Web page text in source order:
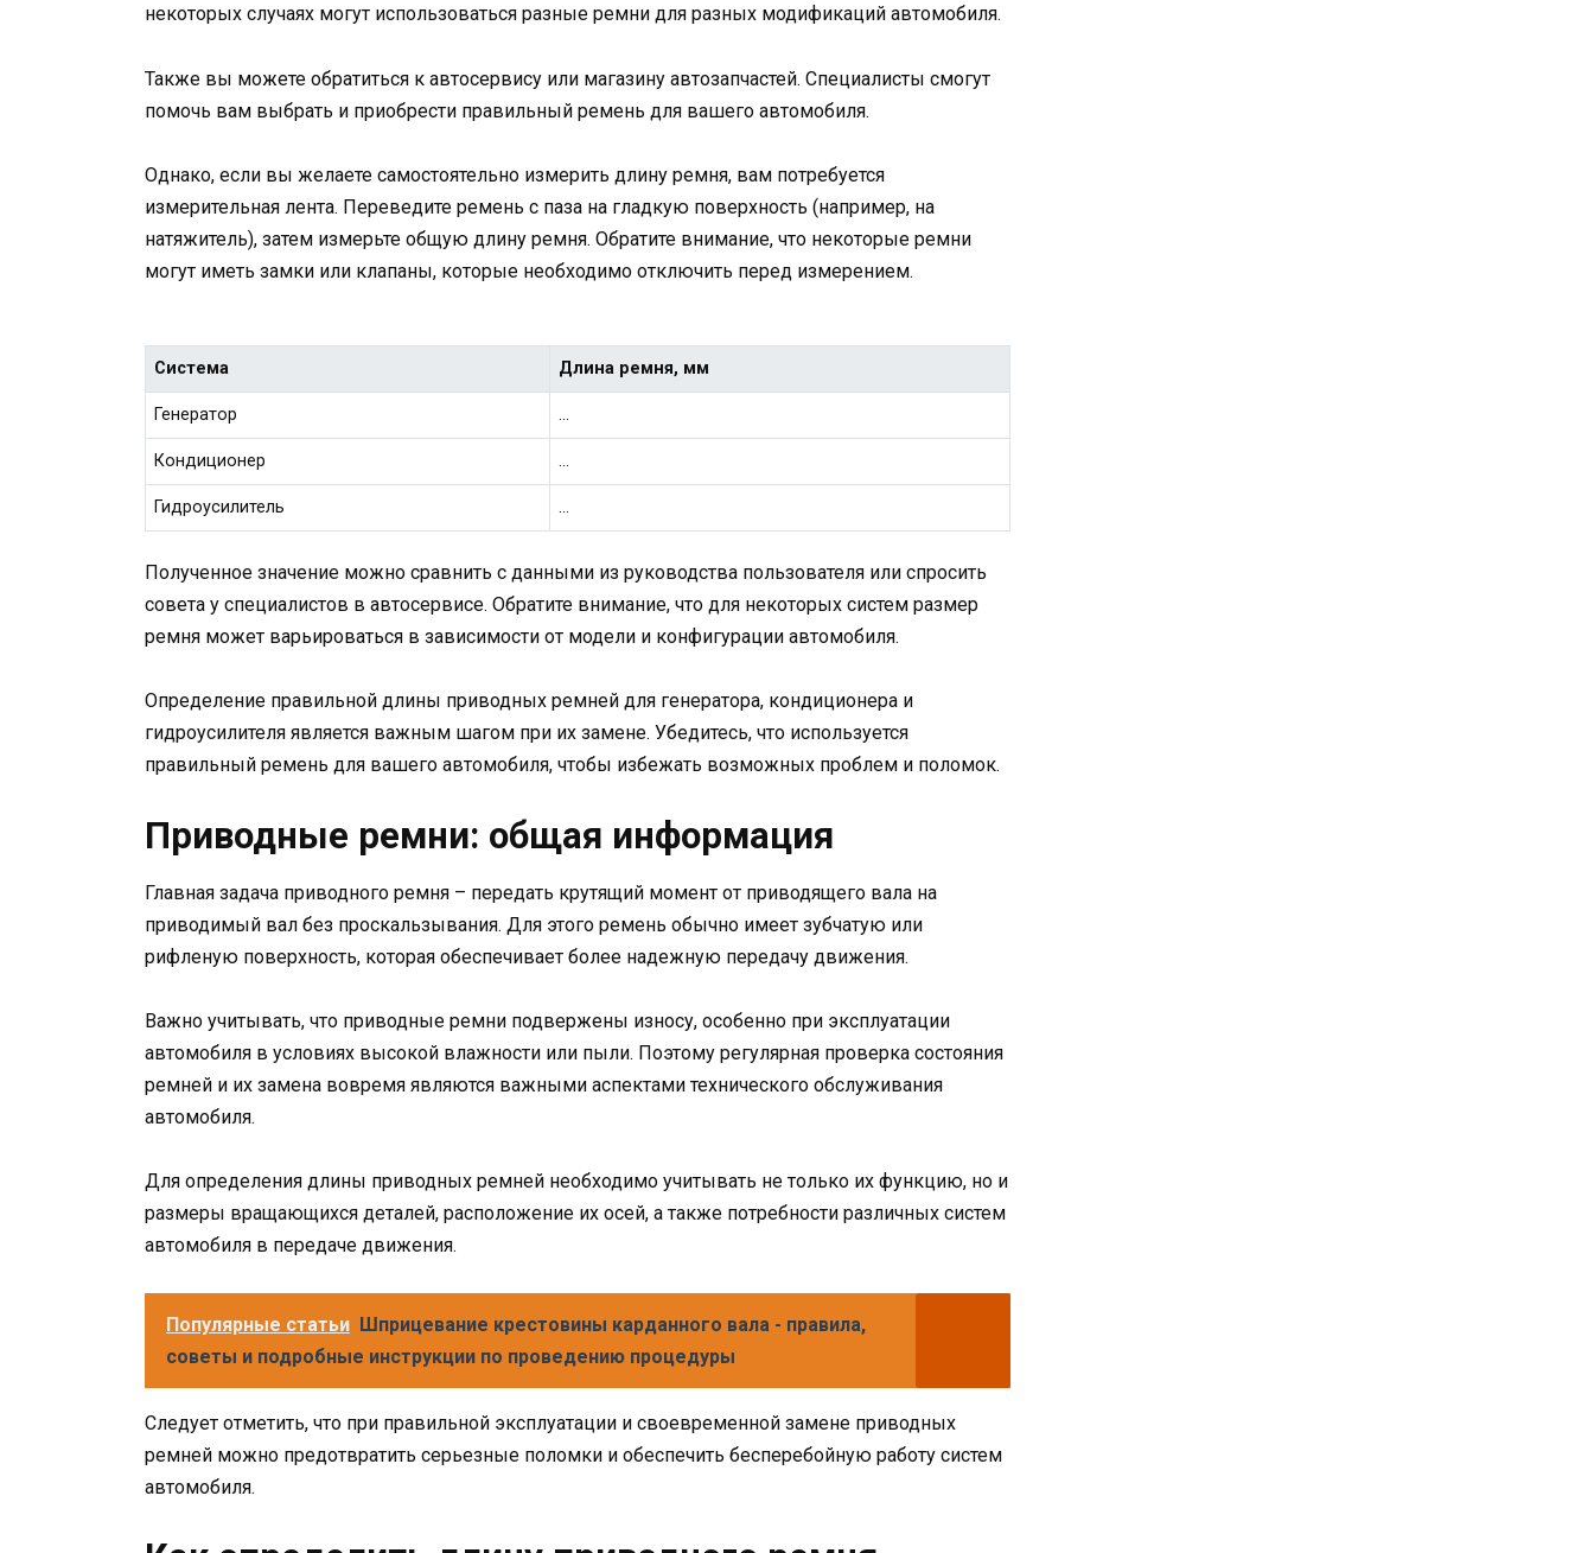
некоторых случаях могут использоваться разные ремни для разных модификаций автомобиля.
Также вы можете обратиться к автосервису или магазину автозапчастей. Специалисты смогут
помочь вам выбрать и приобрести правильный ремень для вашего автомобиля.
Однако, если вы желаете самостоятельно измерить длину ремня, вам потребуется
измерительная лента. Переведите ремень с паза на гладкую поверхность (например, на
натяжитель), затем измерьте общую длину ремня. Обратите внимание, что некоторые ремни
могут иметь замки или клапаны, которые необходимо отключить перед измерением.
Система Длина ремня, мм
Генератор …
Кондиционер …
Гидроусилитель …
Полученное значение можно сравнить с данными из руководства пользователя или спросить
совета у специалистов в автосервисе. Обратите внимание, что для некоторых систем размер
ремня может варьироваться в зависимости от модели и конфигурации автомобиля.
Определение правильной длины приводных ремней для генератора, кондиционера и
гидроусилителя является важным шагом при их замене. Убедитесь, что используется
правильный ремень для вашего автомобиля, чтобы избежать возможных проблем и поломок.
Приводные ремни: общая информация
Главная задача приводного ремня – передать крутящий момент от приводящего вала на
приводимый вал без проскальзывания. Для этого ремень обычно имеет зубчатую или
рифленую поверхность, которая обеспечивает более надежную передачу движения.
Важно учитывать, что приводные ремни подвержены износу, особенно при эксплуатации
автомобиля в условиях высокой влажности или пыли. Поэтому регулярная проверка состояния
ремней и их замена вовремя являются важными аспектами технического обслуживания
автомобиля.
Для определения длины приводных ремней необходимо учитывать не только их функцию, но и
размеры вращающихся деталей, расположение их осей, а также потребности различных систем
автомобиля в передаче движения.
Популярные статьи Шприцевание крестовины карданного вала - правила,
советы и подробные инструкции по проведению процедуры
Следует отметить, что при правильной эксплуатации и своевременной замене приводных
ремней можно предотвратить серьезные поломки и обеспечить бесперебойную работу систем
автомобиля.